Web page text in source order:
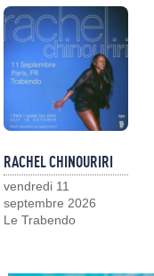
RACHEL CHINOURIRI
vendredi 11
septembre 2026
Le Trabendo